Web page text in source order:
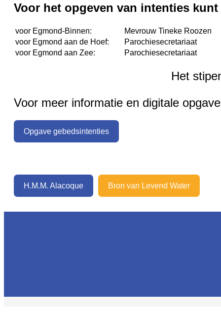
Voor het opgeven van intenties
voor Egmond-Binnen:
Mevrouw Tineke Roozen
voor Egmond aan de Hoef:
Parochiesecretariaat
voor Egmond aan Zee:
Parochiesecretariaat
Het
Voor meer informatie en digitale
Opgave gebedsintenties
H.M.M. Alacoque Bron van Levend Water